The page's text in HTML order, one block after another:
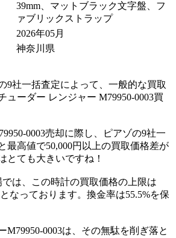
39mm、マットブラック文字盤、フ
ァブリックストラップ
2026年05月
神奈川県
9社一括査定によって、一般的な買取
ューダー レンジャー M79950-0003買
0003売却に際し、ピアゾの9社一
最高値で50,000円以上の買取価格差が
とても大きいですね！
では、この時計の買取価格の上限は
なっております。換金率は55.5%を保
M79950-0003は、その無駄を削ぎ落と